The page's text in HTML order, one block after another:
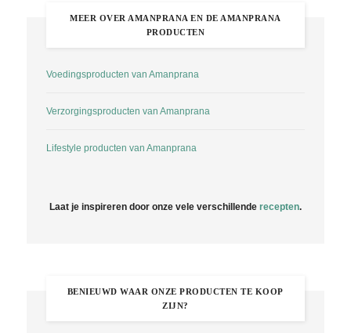
MEER OVER AMANPRANA EN DE AMANPRANA
PRODUCTEN
Voedingsproducten van Amanprana
Verzorgingsproducten van Amanprana
Lifestyle producten van Amanprana
Laat je inspireren door onze vele verschillende recepten.
BENIEUWD WAAR ONZE PRODUCTEN TE KOOP
ZIJN?